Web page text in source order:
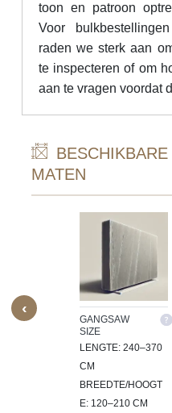
toon en patroon
Voor
raden we sterk aan
te inspecteren of om
aan te vragen voordat
MATEN
‹
SIZE
GANGSAW
SIZE
LENGTE: 240–370
CM
BREEDTE/HOOGT
E: 120–210 CM